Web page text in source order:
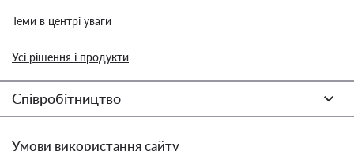
Теми в центрі уваги
Усі рішення і продукти
Співробітництво
Умови використання сайту